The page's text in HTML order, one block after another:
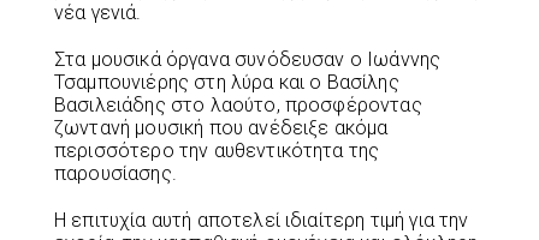
νέα γενιά.
Στα μουσικά όργανα συνόδευσαν ο Ιωάννης
Τσαμπουνιέρης στη λύρα και ο Βασίλης
Βασιλειάδης στο λαούτο, προσφέροντας
ζωντανή μουσική που ανέδειξε ακόμα
περισσότερο την αυθεντικότητα της
παρουσίασης.
Η επιτυχία αυτή αποτελεί ιδιαίτερη τιμή για την